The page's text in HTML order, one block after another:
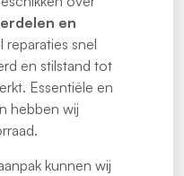
en
reparaties snel
en stilstand tot
Essentiële en
hebben wij
kunnen wij